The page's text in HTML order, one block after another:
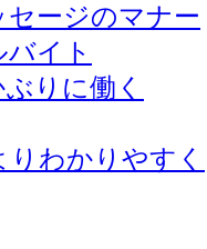
ージのマナー
イト
りに働く
わかりやすく